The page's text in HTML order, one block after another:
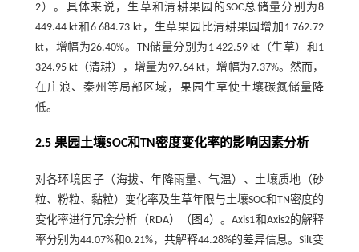
2）。具体来说，生草和清耕果园的SOC总储量分别为8
449.44 kt和6 684.73 kt，生草果园比清耕果园增加1 762.72
kt，增幅为26.40%。TN储量分别为1 422.59 kt（生草）和1
324.95 kt（清耕），增量为97.64 kt，增幅为7.37%。然而，
在庄浪、秦州等局部区域，果园生草使土壤碳氮储量降
低。
2.5 果园土壤SOC和TN密度变化率的影响因素分析
对各环境因子（海拔、年降雨量、气温）、土壤质地（砂
粒、粉粒、黏粒）变化率及生草年限与土壤SOC和TN密度的
变化率进行冗余分析（RDA）（ 图4）。Axis1和Axis2的解释
率分别为44.07%和0.21%，共解释44.28%的差异信息。Silt变